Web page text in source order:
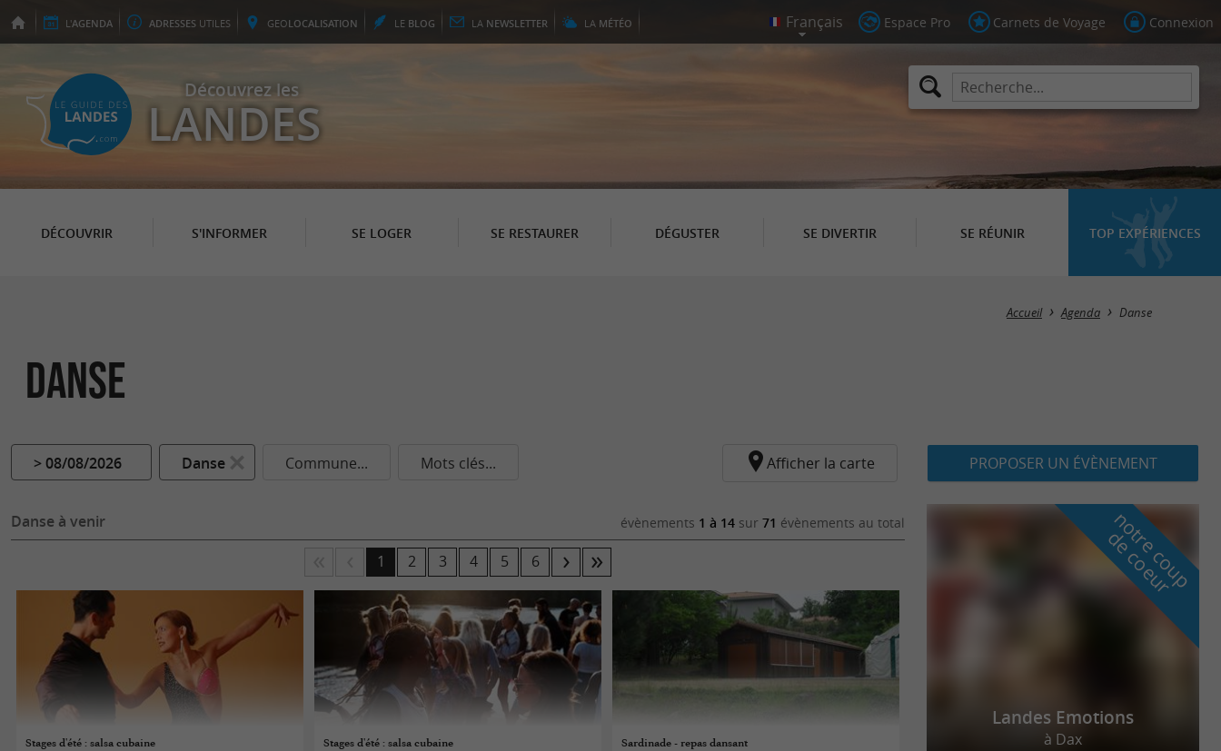
L'AGENDA ADRESSES UTILES GEOLOCALISATION LE BLOG LA NEWSLETTER LA MÉTÉO Espace Pro Carnets de Voyage Connexion
Découvrez les
LANDES
DÉCOUVRIR S'INFORMER SE LOGER SE RESTAURER DÉGUSTER SE DIVERTIR SE RÉUNIR TOP EXPÉRIENCES
Masquer la carte
Accueil Agenda Danse
Danse
> 08/08/2026 Danse Commune... Mots clés... Afficher la carte
Danse à venir évènements 1 à 14 sur 71 évènements au total
1 2 3 4 5 6
Stages d'été : salsa cubaine Stages d'été : salsa cubaine Sardinade - repas dansant
PROPOSER UN ÉVÈNEMENT
n
o
t
r
e
c
o
u
p
d
e
c
o
e
u
r
Landes Emotions
à Dax